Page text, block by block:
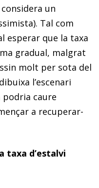
un
Tal com
esperar que la taxa
gradual, malgrat
molt per sota del
l’escenari
podria caure
a recuperar-
taxa d’estalvi